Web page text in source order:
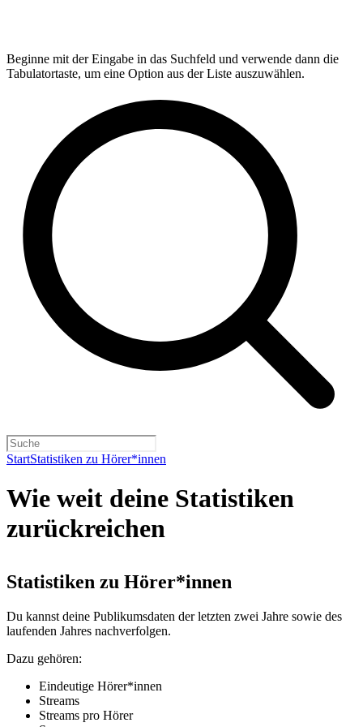
Beginne mit der Eingabe in das Suchfeld und verwende dann die
Tabulatortaste, um eine Option aus der Liste auszuwählen.
StartStatistiken zu Hörer*innen
Wie weit deine Statistiken
zurückreichen
Statistiken zu Hörer*innen
Du kannst deine Publikumsdaten der letzten zwei Jahre sowie des
laufenden Jahres nachverfolgen.
Dazu gehören:
Eindeutige Hörer*innen
Streams
Streams pro Hörer